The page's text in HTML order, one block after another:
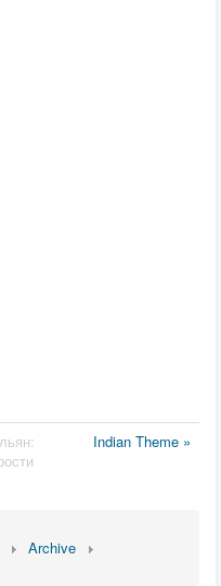
Indian Theme »
Archive